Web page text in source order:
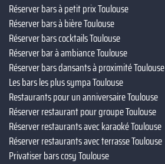
Réserver bars à petit prix Toulouse
Réserver bars à bière Toulouse
Réserver bars cocktails Toulouse
Réserver bar à ambiance Toulouse
Réserver bars dansants à proximité Toulouse
Les bars les plus sympa Toulouse
Restaurants pour un anniversaire Toulouse
Réserver restaurant pour groupe Toulouse
Réserver restaurants avec karaoké Toulouse
Réserver restaurants avec terrasse Toulouse
Privatiser bars cosy Toulouse